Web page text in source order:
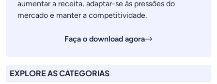
aumentar a receita, adaptar-se às pressões do
mercado e manter a competitividade.
Faça o download agora
EXPLORE AS CATEGORIAS